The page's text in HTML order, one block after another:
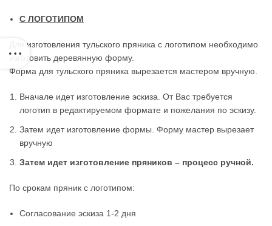
С ЛОГОТИПОМ
Для изготовления тульского пряника с логотипом необходимо
изготовить деревянную форму.
Форма для тульского пряника вырезается мастером вручную.
Вначале идет изготовление эскиза. От Вас требуется
логотип в редактируемом формате и пожелания по эскизу.
Затем идет изготовление формы. Форму мастер вырезает
вручную
Затем идет изготовление пряников – процесс ручной.
По срокам пряник с логотипом:
Согласование эскиза 1-2 дня